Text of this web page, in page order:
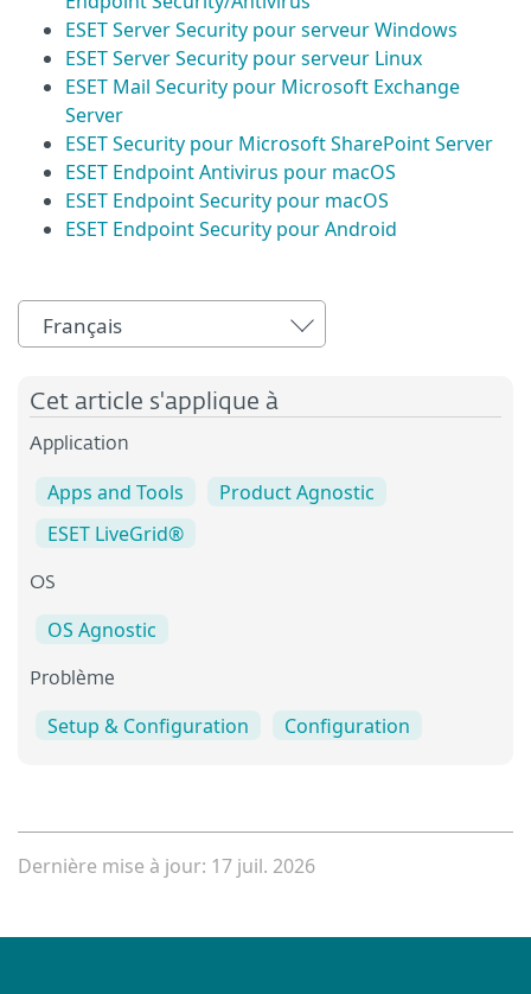
ESET Server Security pour serveur Windows
ESET Server Security pour serveur Linux
ESET Mail Security pour Microsoft Exchange
Server
ESET Security pour Microsoft SharePoint Server
ESET Endpoint Antivirus pour macOS
ESET Endpoint Security pour macOS
ESET Endpoint Security pour Android
Français
Cet article s'applique à
Application
Apps and Tools
Product Agnostic
ESET LiveGrid®
OS
OS Agnostic
Problème
Setup & Configuration Configuration
Dernière mise à jour: 17 juil. 2026